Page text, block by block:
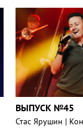
ВЫПУСК №45
Стас Ярушин |